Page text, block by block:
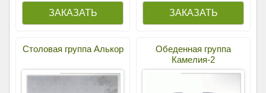
Столовая группа Алькор
Обеденная группа
Камелия-2